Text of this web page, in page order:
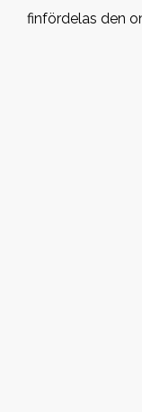
finfördelas den